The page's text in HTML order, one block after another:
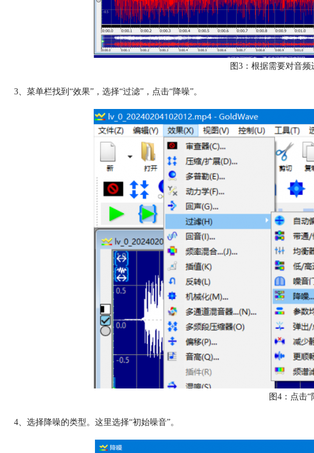
图3：根据需要对音
3、菜单栏找到“效果”，选择“过滤”，点击“降噪”。
图4：点击“
4、选择降噪的类型。这里选择“初始噪音”。